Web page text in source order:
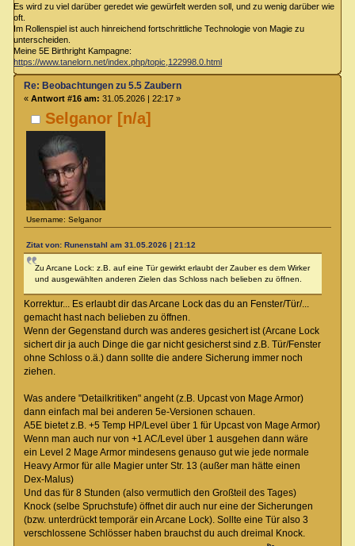
Es wird zu viel darüber geredet wie gewürfelt werden soll, und zu wenig darüber wie
oft.
Im Rollenspiel ist auch hinreichend fortschrittliche Technologie von Magie zu
unterscheiden.
Meine 5E Birthright Kampagne:
https://www.tanelorn.net/index.php/topic,122998.0.html
Selganor [n/a]
Username: Selganor
Re: Beobachtungen zu 5.5 Zaubern
« Antwort #16 am: 31.05.2026 | 22:17 »
Zitat von: Runenstahl am 31.05.2026 | 21:12
Zu Arcane Lock: z.B. auf eine Tür gewirkt erlaubt der Zauber es dem Wirker
und ausgewählten anderen Zielen das Schloss nach belieben zu öffnen.
Korrektur... Es erlaubt dir das Arcane Lock das du an Fenster/Tür/...
gemacht hast nach belieben zu öffnen.
Wenn der Gegenstand durch was anderes gesichert ist (Arcane Lock
sichert dir ja auch Dinge die gar nicht gesicherst sind z.B. Tür/Fenster
ohne Schloss o.ä.) dann sollte die andere Sicherung immer noch
ziehen.
Was andere "Detailkritiken" angeht (z.B. Upcast von Mage Armor)
dann einfach mal bei anderen 5e-Versionen schauen.
A5E bietet z.B. +5 Temp HP/Level über 1 für Upcast von Mage Armor)
Wenn man auch nur von +1 AC/Level über 1 ausgehen dann wäre
ein Level 2 Mage Armor mindesens genauso gut wie jede normale
Heavy Armor für alle Magier unter Str. 13 (außer man hätte einen
Dex-Malus)
Und das für 8 Stunden (also vermutlich den Großteil des Tages)
Knock (selbe Spruchstufe) öffnet dir auch nur eine der Sicherungen
(bzw. unterdrückt temporär ein Arcane Lock). Sollte eine Tür also 3
verschlossene Schlösser haben brauchst du auch dreimal Knock.